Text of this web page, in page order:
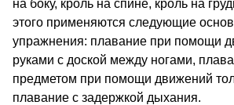
на боку, кроль на спине, кроль на
этого применяются следующие
упражнения: плавание при помощи
руками с доской между ногами,
предметом при помощи движений
плавание с задержкой дыхания.